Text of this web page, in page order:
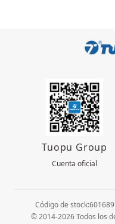
Tuopu Group
Cuenta oficial
Código de stock:601689
© 2014-2026 Todos los